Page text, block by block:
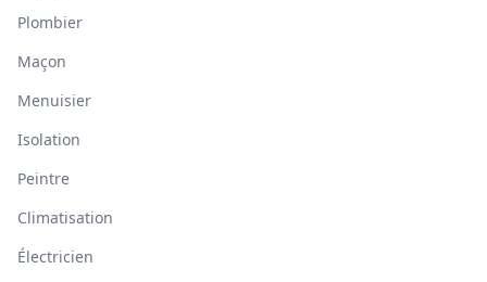
Plombier
Maçon
Menuisier
Isolation
Peintre
Climatisation
Électricien